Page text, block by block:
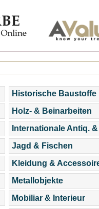
Historische Baustoffe
Holz- & Beinarbeiten
Internationale Antiq.
Jagd & Fischen
Kleidung &
Metallobjekte
Mobiliar & Interieur